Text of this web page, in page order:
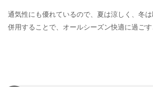
通気性にも優れているので、夏は涼しく、冬
併用することで、オールシーズン快適に過ごす